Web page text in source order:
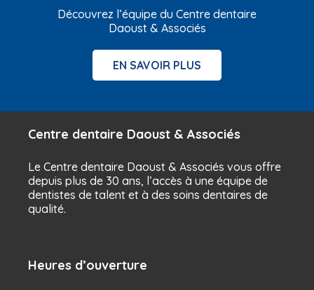
Découvrez l’équipe du Centre dentaire
Daoust & Associés
EN SAVOIR PLUS
Centre dentaire Daoust & Associés
Le Centre dentaire Daoust & Associés vous offre
depuis plus de 30 ans, l’accès à une équipe de
dentistes de talent et à des soins dentaires de
qualité.
Heures d’ouverture